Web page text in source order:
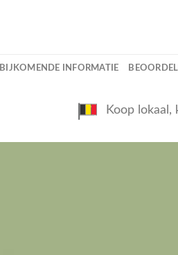
BIJKOMENDE INFORMATIE
Koop lokaal,